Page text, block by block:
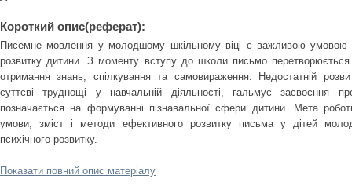
Короткий опис(реферат):
Писемне мовлення у молодшому шкільному віці є важливою умовою
розвитку дитини. З моменту вступу до школи письмо перетворюється
отримання знань, спілкування та самовираження. Недостатній
суттєві труднощі у навчальній діяльності, гальмує засвоєння
позначається на формуванні пізнавальної сфери дитини. Мета
умови, зміст і методи ефективного розвитку письма у дітей
психічного розвитку.
Показати повний опис матеріалу